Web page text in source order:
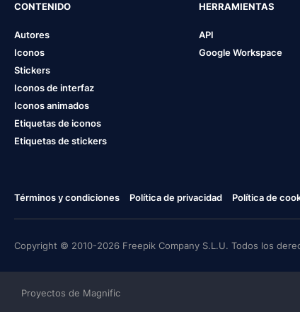
CONTENIDO
Autores
Iconos
Stickers
Iconos de interfaz
Iconos animados
Etiquetas de iconos
Etiquetas de stickers
HERRAMIENTAS
API
Google Workspace
Términos y condiciones Política de privacidad Política de
Copyright © 2010-2026 Freepik Company S.L.U. Todos los
Proyectos de Magnific